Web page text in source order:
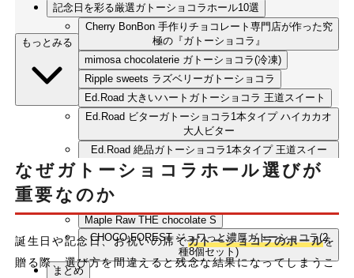
記念日を彩る厳選ガトーショコラホール10選
Cherry BonBon 手作りチョコレート専門店が作った究
極の『ガトーショコラ』
mimosa chocolaterie ガトーショコラ(冷凍)
Ripple sweets ラズベリーガトーショコラ
Ed.Road 大きいハートガトーショコラ 王道スイート
Ed.Road ビターガトーショコラ1本タイプ ハイカカオ
大人ビター
Ed.Road 絶品ガトーショコラ1本タイプ 王道スイー
ト!
チョコレートのテリーヌ スペシャルサイズ
Ripple sweets 生チョコテリーヌ
Maple Raw THE chocolate S
CHOCO FOREST ジュワっと濃厚ガトーショコラ(2
種8個セット)
まとめ
もっとみる
なぜガトーショコラホール選びが
重要なのか
誕生日や記念日、お祝いの席でガトーショコラのホールを
贈る際、選び方を間違えると残念な結果になってしまうこ